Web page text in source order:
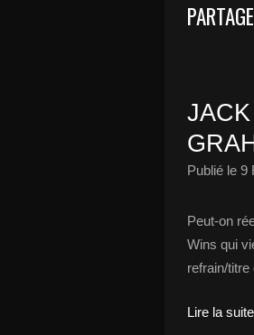
Publié le 9
Peut-on
Wins qui
refrain/
Lire la suite